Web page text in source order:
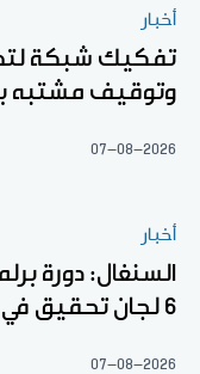
أخبار
تفكيك شبكة
وتوقيف مشتبه
07-08-2026
أخبار
السنغال: دورة
6 لجان تحقيق في ملفات حساسة
07-08-2026